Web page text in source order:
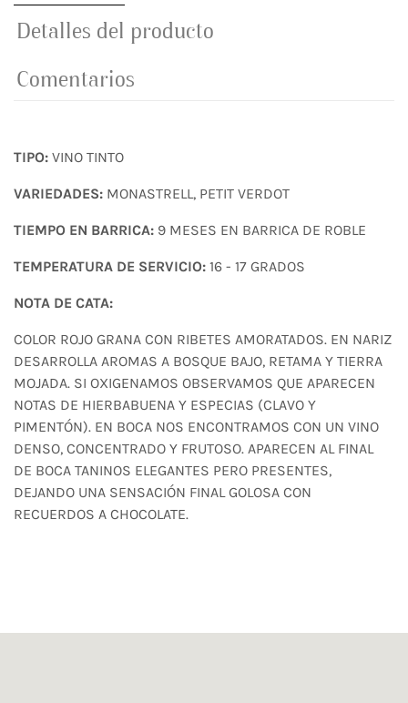
Detalles del producto
Comentarios
TIPO: VINO TINTO
VARIEDADES: MONASTRELL, PETIT VERDOT
TIEMPO EN BARRICA: 9 MESES EN BARRICA DE ROBLE
TEMPERATURA DE SERVICIO: 16 - 17 GRADOS
NOTA DE CATA:
COLOR ROJO GRANA CON RIBETES AMORATADOS. EN NARIZ
DESARROLLA AROMAS A BOSQUE BAJO, RETAMA Y TIERRA
MOJADA. SI OXIGENAMOS OBSERVAMOS QUE APARECEN
NOTAS DE HIERBABUENA Y ESPECIAS (CLAVO Y
PIMENTÓN). EN BOCA NOS ENCONTRAMOS CON UN VINO
DENSO, CONCENTRADO Y FRUTOSO. APARECEN AL FINAL
DE BOCA TANINOS ELEGANTES PERO PRESENTES,
DEJANDO UNA SENSACIÓN FINAL GOLOSA CON
RECUERDOS A CHOCOLATE.